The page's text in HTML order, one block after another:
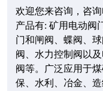
欢迎您来咨询， 咨询
产品有: 矿用电动阀
门和闸阀、蝶阀、
阀、水力控制阀以
阀等。广泛应用于
保、水利、冶金、